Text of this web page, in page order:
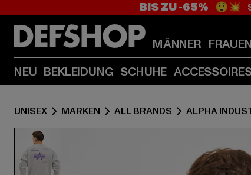
BIS ZU -65% 😲💥
MÄNNER FRAUEN
NEU BEKLEIDUNG SCHUHE
UNISEX MARKEN ALL BRANDS ALPHA